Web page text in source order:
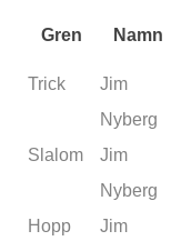
Gren Namn
Trick
Jim
Nyberg
Slalom
Jim
Nyberg
Hopp
Jim